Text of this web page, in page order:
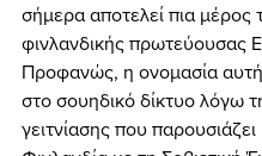
σήμερα αποτελεί πια μέρος
φινλανδικής πρωτεύουσας
Προφανώς, η ονομασία
στο σουηδικό δίκτυο λόγω
γειτνίασης που παρουσιάζει